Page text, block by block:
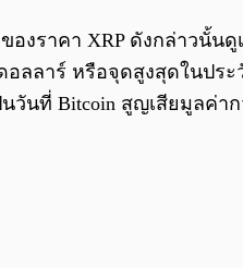
งราคา XRP ดังกล่าวนั้น
อลลาร์ หรือจุดสูงสุดในป
วันที่ Bitcoin สูญเสียมูลค่า